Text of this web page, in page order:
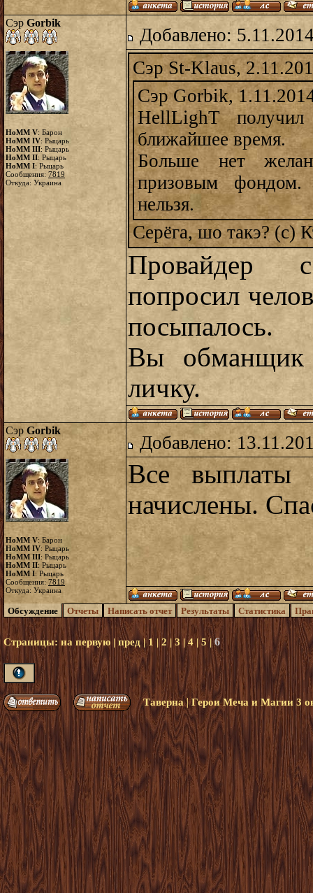
Сэр Gorbik
HoMM V: Барон
HoMM IV: Рыцарь
HoMM III: Рыцарь
HoMM II: Рыцарь
HoMM I: Рыцарь
Сообщения: 7819
Откуда: Украина
Добавлено:
Сэр St-Klaus,
Сэр Gorbik,
HellLighT
ближайшее время.
Больше нет
призовым фондом.
нельзя.
Серёга, шо такэ? (с)
Провайдер
попросил
посыпалось.
Вы обманщик
личку.
Сэр Gorbik
HoMM V: Барон
HoMM IV: Рыцарь
HoMM III: Рыцарь
HoMM II: Рыцарь
HoMM I: Рыцарь
Сообщения: 7819
Откуда: Украина
Добавлено:
Все выплаты
начислены.
Обсуждение Отчеты Написать отчет Результаты Статистика
Страницы: на первую | пред|1 | 2 |3 |4|5|6
Таверна|Герои Меча и Магии 3